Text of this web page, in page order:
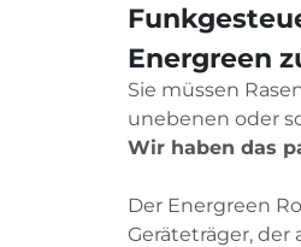
Energreen
Sie müssen
unebenen oder
Wir haben das
Der Energreen
Geräteträger, der